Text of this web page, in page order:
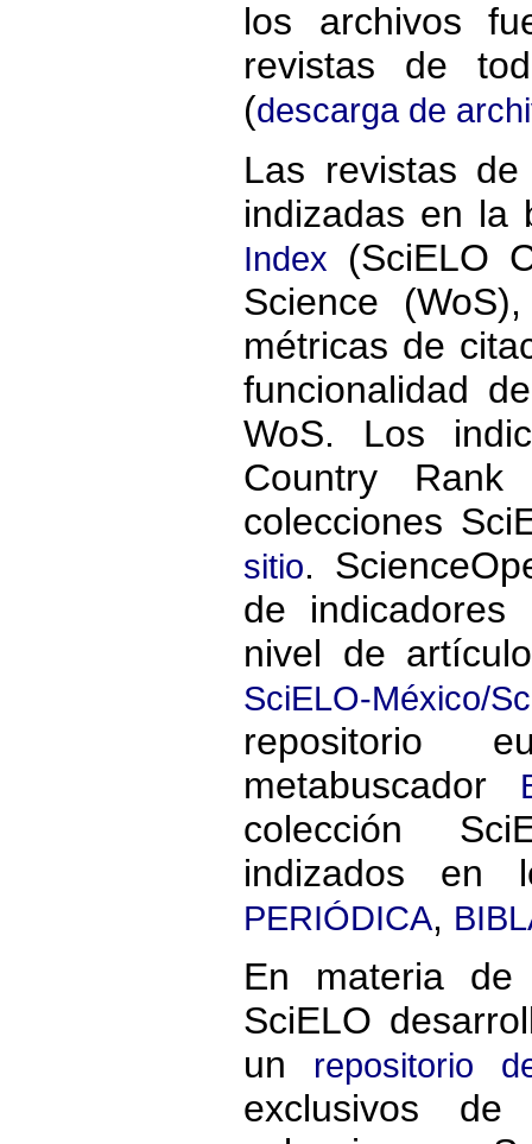
los archivos
revistas de
(descarga de
Las revistas
indizadas en
Index (SciELO
Science
métricas de
funcionalidad
WoS. Los
Country
colecciones
sitio.
de
nivel de
SciELO-México/
repositorio
metabuscador
colección
indizados
PERIÓDICA,
En materia de
SciELO
un
repositorio
exclusivos